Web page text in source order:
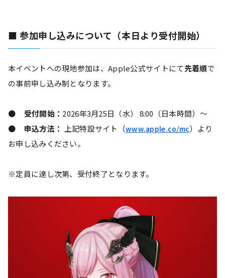
■ 参加申し込みについて（本日より受付開始）
本イベントへの現地参加は、Apple公式サイトにて先着順で
の事前申し込み制となります。
● 受付開始： 2026年3月25日（水） 8:00（日本時間）〜
● 申込方法： 上記特設サイト（www.apple.co/mc）より
お申し込みください。
※定員に達し次第、受付終了となります。